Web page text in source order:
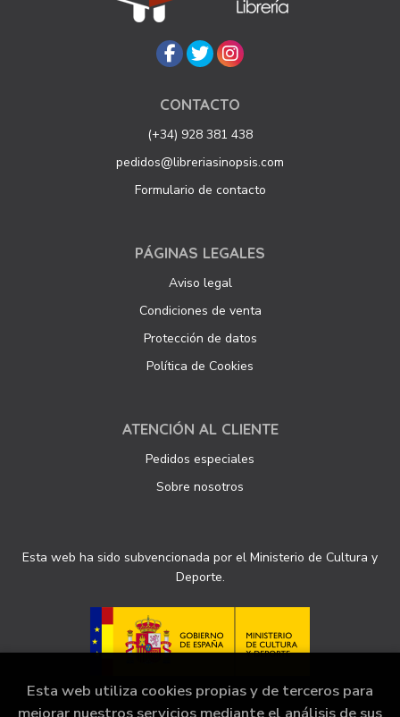
CONTACTO
(+34) 928 381 438
pedidos@libreriasinopsis.com
Formulario de contacto
PÁGINAS LEGALES
Aviso legal
Condiciones de venta
Protección de datos
Política de Cookies
ATENCIÓN AL CLIENTE
Pedidos especiales
Sobre nosotros
Esta web ha sido subvencionada por el Ministerio de Cultura y
Deporte.
Esta web utiliza cookies propias y de terceros para